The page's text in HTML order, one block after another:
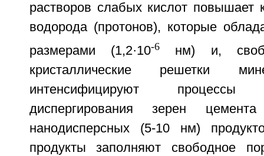
растворов слабых кислот повышает
водорода (протонов), которые
размерами (1,2·10-6
нм) и,
кристаллические решетки
интенсифицируют
диспергирования зерен
нанодисперсных (5-10 нм)
продукты заполняют свободное